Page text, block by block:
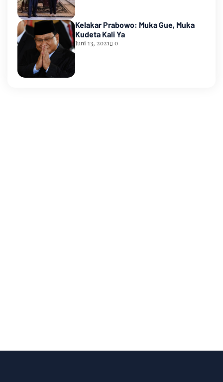
Kelakar Prabowo: Muka Gue, Muka
Kudeta Kali Ya
Juni 13, 2021 0